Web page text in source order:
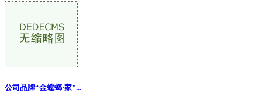
公司品牌“金螳螂·家”...